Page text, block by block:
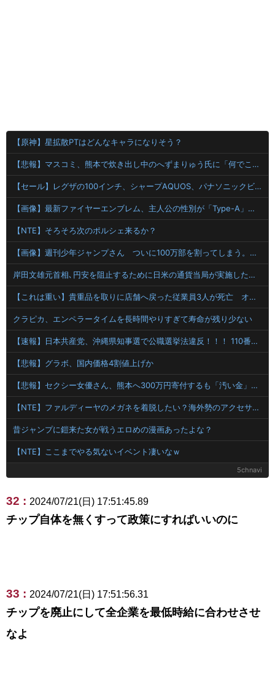
【原神】星拡散PTはどんなキャラになりそう？
【悲報】マスコミ、熊本で炊き出し中のへずまりゅう氏に「何でこんなことを？」と質問ｗｗｗｗ
【セール】レグザの100インチ、シャープAQUOS、パナソニックビエラ、ハイセンス（100V型）などの４K液晶テレビがセール中！
【画像】最新ファイヤーエンブレム、主人公の性別が「Type-A」と「Type-B」になってしまう
【NTE】そろそろ次のポルシェ来るか？
【画像】週刊少年ジャンプさん ついに100万部を割ってしまう。何故ジャンプは読まれなくなったのか
岸田文雄元首相､円安を阻止するために日米の通貨当局が実施した為替介入は｢一時しのぎに過ぎない｣との認識を示す
【これは重い】貴重品を取りに店舗へ戻った従業員3人が死亡 オンワードが再発防止策を発表
クラピカ、エンペラータイムを長時間やりすぎて寿命が残り少ない
【速報】日本共産党、沖縄県知事選で公職選挙法違反！！！ 110番通報されても辞全くめない件
【悲報】グラボ、国内価格4割値上げか
【悲報】セクシー女優さん、熊本へ300万円寄付するも「汚い金」「投稿するな」と叩かれる
【NTE】ファルディーヤのメガネを着脱したい？海外勢のアクセサリー切り替え要望まとめ
昔ジャンプに鎧来た女が戦うエロめの漫画あったよな？
【NTE】ここまでやる気ないイベント凄いなｗ
5chnavi
32 : 2024/07/21(日) 17:51:45.89
チップ自体を無くすって政策にすればいいのに
33 : 2024/07/21(日) 17:51:56.31
チップを廃止にして全企業を最低時給に合わせさせ
なよ